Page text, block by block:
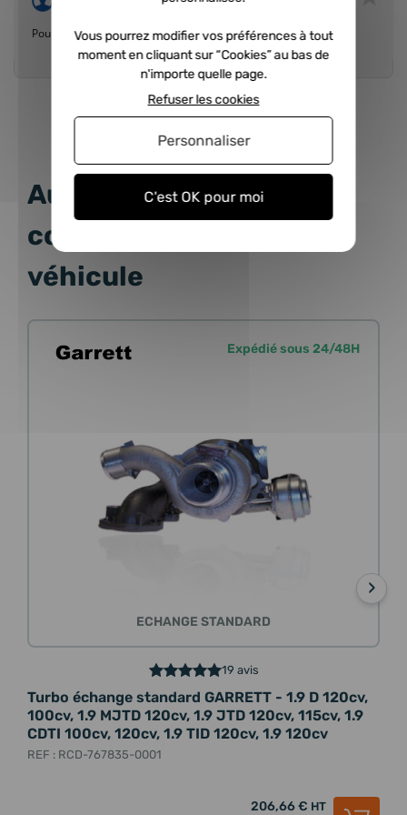
Pou le moment cela fonctionne. ...
Autres produits
correspondant à votre
véhicule
›
Expédié sous 24/48H
ECHANGE STANDARD
19 avis
Turbo échange standard GARRETT - 1.9 D 120cv,
100cv, 1.9 MJTD 120cv, 1.9 JTD 120cv, 115cv, 1.9
CDTI 100cv, 120cv, 1.9 TID 120cv, 1.9 120cv
REF : RCD-767835-0001
206,66 € HT
Vous pourrez modifier vos préférences à tout
moment en cliquant sur “Cookies” au bas de
n'importe quelle page.
C'est OK pour moi
Refuser les cookies
Personnaliser